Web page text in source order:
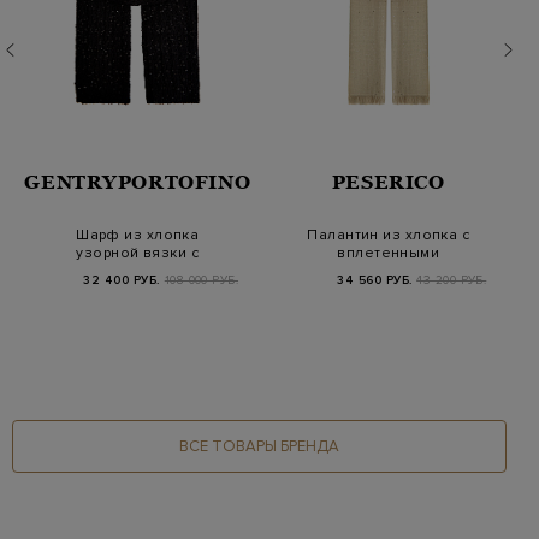
GENTRYPORTOFINO
Шарф из хлопка
узорной вязки с
миниатюрными
пайетками
32 400 РУБ. 108 000 РУБ.
PESERICO
Палантин из хлопка с
вплетенными
мерцающими
пайетками
34 560 РУБ. 43 200 РУБ.
ВСЕ ТОВАРЫ БРЕНДА